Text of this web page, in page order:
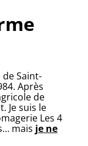
Saint-
Après
de
Je suis le
Les 4
mais je ne